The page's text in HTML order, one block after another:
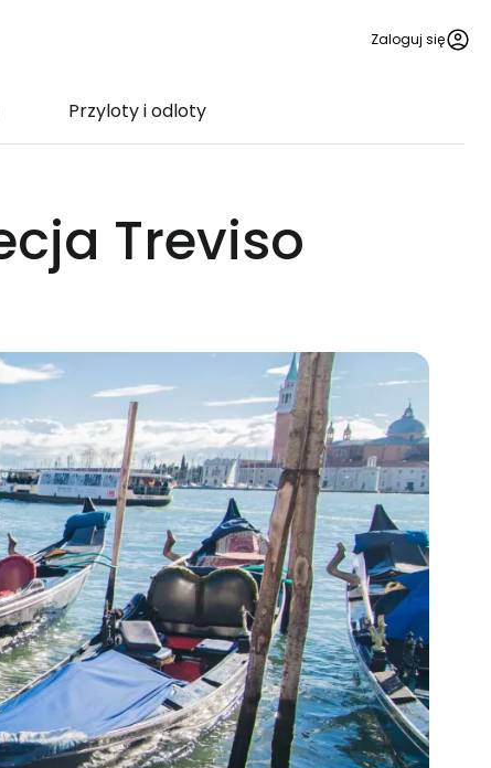
Zaloguj się
Przyloty i odloty
Treviso